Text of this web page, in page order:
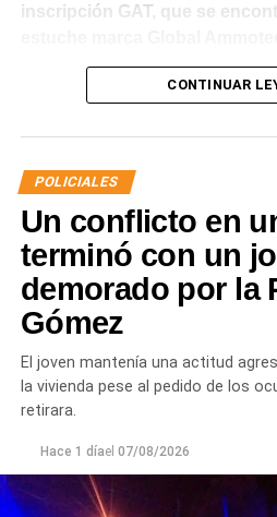
inscripción GAT, que se
Tras el hallazgo, se dio
calidad de secuestro y queden
CONTINUAR
POLICIALES
Un conflicto en
terminó con un
demorado por la
Gómez
El joven mantenía una actitud
la vivienda pese al pedido de los
retirara.
Hace 1 díael 07/08/2026